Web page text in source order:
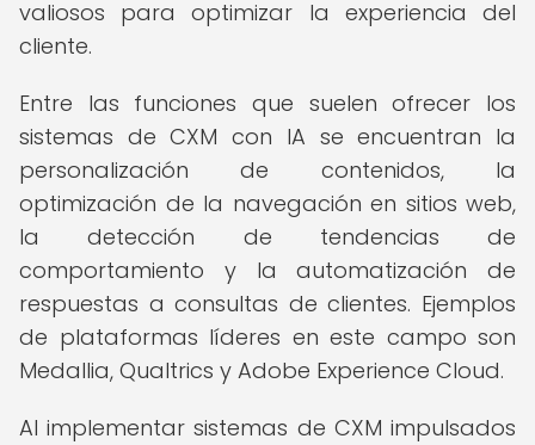
valiosos para optimizar la experiencia del
cliente.
Entre las funciones que suelen ofrecer los
sistemas de CXM con IA se encuentran la
personalización de contenidos, la
optimización de la navegación en sitios web,
la detección de tendencias de
comportamiento y la automatización de
respuestas a consultas de clientes. Ejemplos
de plataformas líderes en este campo son
Medallia, Qualtrics y Adobe Experience Cloud.
Al implementar sistemas de CXM impulsados